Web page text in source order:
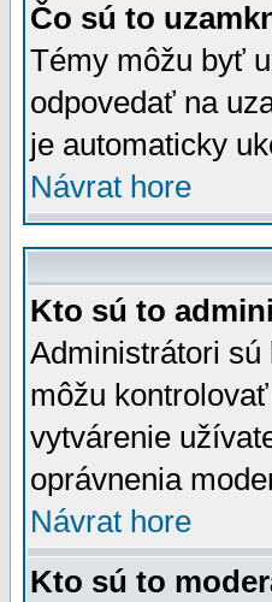
Čo sú to
Témy môžu byť
odpovedať na
je automaticky
Návrat hore
Kto sú to
Administrátori
môžu
vytvárenie
oprávnenia
Návrat hore
Kto sú to